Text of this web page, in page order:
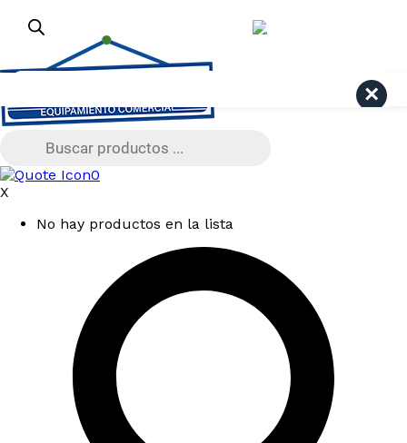
Pago Seguro Webpay
productos
0
X
No hay productos en la lista